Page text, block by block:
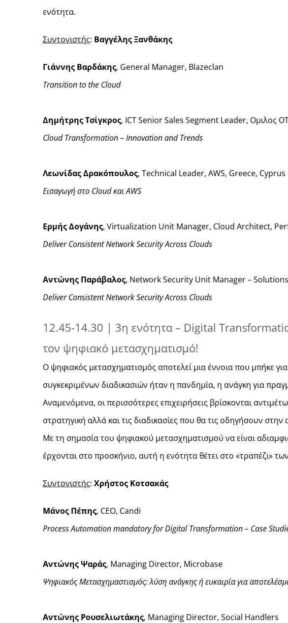
ενότητα.
Συντονιστής: Βαγγέλης Ξανθάκης
Γιάννης Βαρδάκης, General Manager, Blazeclan
Transition to the Cloud
Δημήτρης Τσίγκρος, ICT Senior Sales Segment Leader, Ομιλος
Cloud Transformation – Innovation and Trends
Λεωνίδας Δρακόπουλος, Technical Leader, AWS, Greece, Cyprus
Εισαγωγή στο Cloud και AWS
Ερμής Δογάνης, Virtualization Unit Manager, Cloud Architect,
Deliver Consistent Network Security Across Clouds
Αντώνης Παράβαλος, Network Security Unit Manager –
Deliver Consistent Network Security Across Clouds
12.45-14.30 | 3η ενότητα – Digital
τον ψηφιακό μετασχηματισμό!
Ο ψηφιακός μετασχηματισμός αποτελεί μια έννοια που μπήκε
συγκεκριμένων διαδικασιών ήταν η πανδημία, η ανάγκη για
Αναμενόμενα, οι περισσότερες επιχειρήσεις βρίσκονται
στρατηγική αλλά και τις διαδικασίες που θα τις οδηγήσουν
Με τη σημασία του ψηφιακού μετασχηματισμού να είναι
έρχονται στο προσκήνιο, αυτή η ενότητα θέτει στο «τραπέζι»
Συντονιστής: Χρήστος Κοτσακάς
Μάνος Πέπης, CEO, Candi
Process Automation mandatory for Digital Transformation – Case
Αντώνης Ψαράς, Managing Director, Microbase
Ψηφιακός Μετασχημαστισμός: λύση ανάγκης ή ευκαιρία για
Αντώνης Ρουσελιωτάκης, Managing Director, Social Handlers